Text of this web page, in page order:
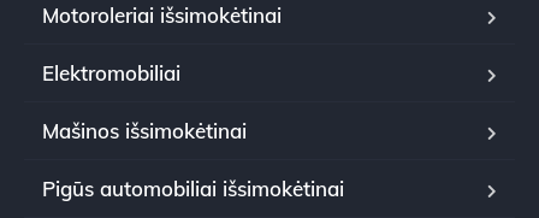
Motoroleriai išsimokėtinai
Elektromobiliai
Mašinos išsimokėtinai
Pigūs automobiliai išsimokėtinai